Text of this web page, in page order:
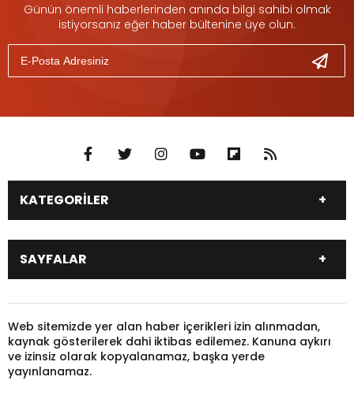
Günün önemli haberlerinden anında bilgi sahibi olmak
istiyorsanız eğer haber bültenine üye olun.
KATEGORİLER
DÜNYA
SİYASET
EKONOMİ
SAĞLIK
SPOR
TARIM
YEREL YÖNETİM
GÜNDEM
HAYVANLAR
KADIN
KONSER
KÜLTÜR & SANAT
SAYFALAR
Pariteler
Canlı Sonuçlar
Puan Durumu
Fikstür
Gazeteler
Burçlar
Web sitemizde yer alan haber içerikleri izin alınmadan,
kaynak gösterilerek dahi iktibas edilemez. Kanuna aykırı
ve izinsiz olarak kopyalanamaz, başka yerde
yayınlanamaz.